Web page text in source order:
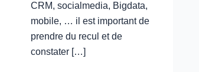
CRM, socialmedia, Bigdata,
mobile, … il est important de
prendre du recul et de
constater […]